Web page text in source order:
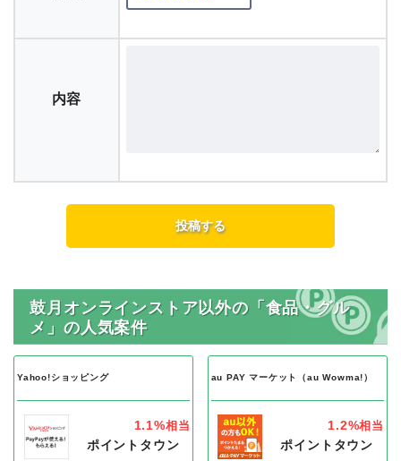
内容
鼓月オンラインストア以外の「食品・グル
メ」の人気案件
Yahoo!ショッピング
1.1%相当
ポイントタウン
au PAY マーケット（au Wowma!）
1.2%相当
ポイントタウン